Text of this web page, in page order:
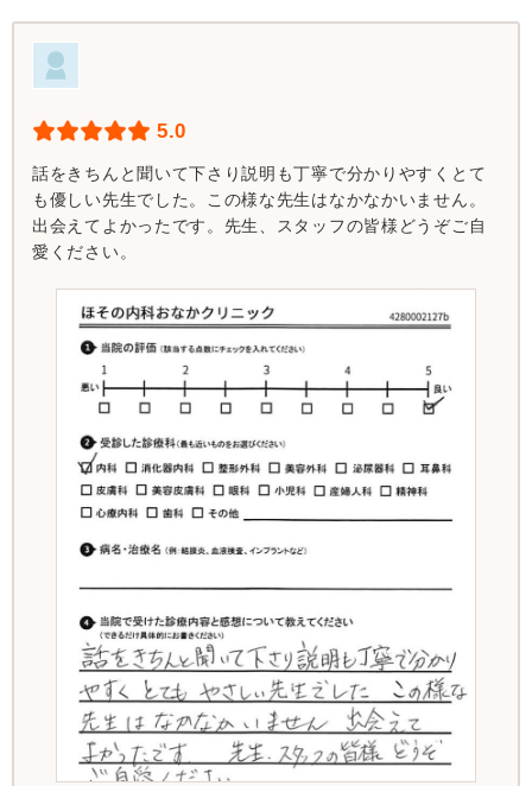
5.0
話をきちんと聞いて下さり説明も丁寧で分かりやすくとて
も優しい先生でした。この様な先生はなかなかいません。
出会えてよかったです。先生、スタッフの皆様どうぞご自
愛ください。